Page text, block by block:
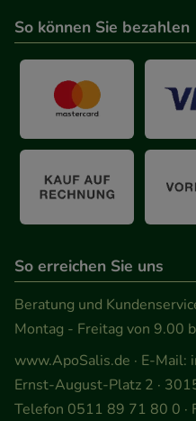
unsere Website weiter
den Inhalt auf unserer
Werbung auf Drittseiten
zu gestalten. Bitte
teilweise an Dritte wie
Medien übertragen
So können Sie bezahlen
So erreichen Sie uns
Beratung und
Montag - Freitag von 9.00
www.ApoSalis.de · E-Mail:
Ernst-August-Platz 2 ·
Telefon 0511 89 71 80 0 ·